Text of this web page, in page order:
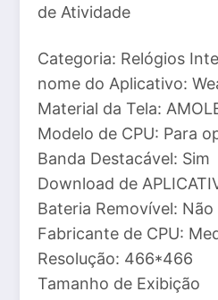
de Atividade
Categoria: Relógios
nome do Aplicativo:
Material da Tela:
Modelo de CPU: Para
Banda Destacável: Sim
Download de
Bateria Removível: Não
Fabricante de CPU:
Resolução: 466*466
Tamanho de Exibição